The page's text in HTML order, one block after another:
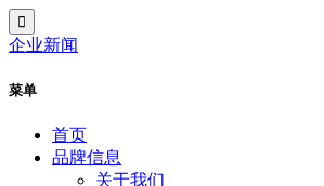
企业新闻
菜单
首页
品牌信息
关于我们